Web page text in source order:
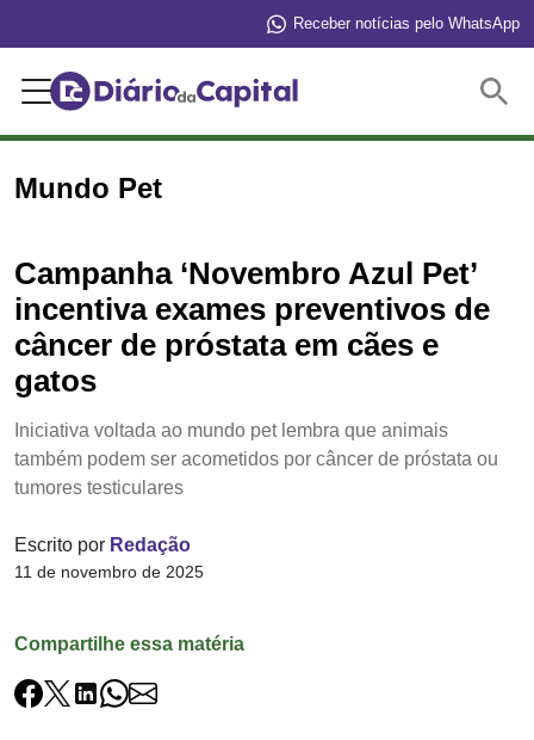
Receber notícias pelo WhatsApp
Mundo Pet
Campanha ‘Novembro Azul Pet’
incentiva exames preventivos de
câncer de próstata em cães e
gatos
Iniciativa voltada ao mundo pet lembra que animais
também podem ser acometidos por câncer de próstata ou
tumores testiculares
Escrito por Redação
11 de novembro de 2025
Compartilhe essa matéria